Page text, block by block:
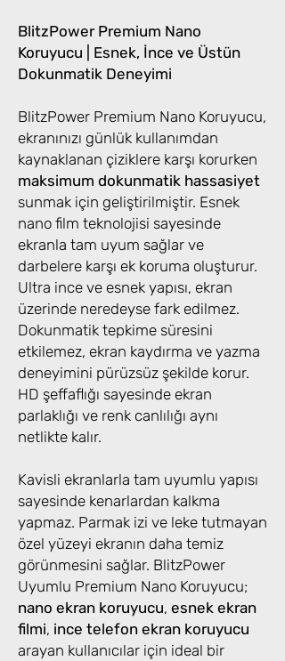
BlitzPower Premium Nano
Koruyucu | Esnek, İnce ve Üstün
Dokunmatik Deneyimi
BlitzPower Premium Nano Koruyucu,
ekranınızı günlük kullanımdan
kaynaklanan çiziklere karşı korurken
maksimum dokunmatik hassasiyet
sunmak için geliştirilmiştir. Esnek
nano film teknolojisi sayesinde
ekranla tam uyum sağlar ve
darbelere karşı ek koruma oluşturur.
Ultra ince ve esnek yapısı, ekran
üzerinde neredeyse fark edilmez.
Dokunmatik tepkime süresini
etkilemez, ekran kaydırma ve yazma
deneyimini pürüzsüz şekilde korur.
HD şeffaflığı sayesinde ekran
parlaklığı ve renk canlılığı aynı
netlikte kalır.
Kavisli ekranlarla tam uyumlu yapısı
sayesinde kenarlardan kalkma
yapmaz. Parmak izi ve leke tutmayan
özel yüzeyi ekranın daha temiz
görünmesini sağlar. BlitzPower
Uyumlu Premium Nano Koruyucu;
nano ekran koruyucu, esnek ekran
filmi, ince telefon ekran koruyucu
arayan kullanıcılar için ideal bir